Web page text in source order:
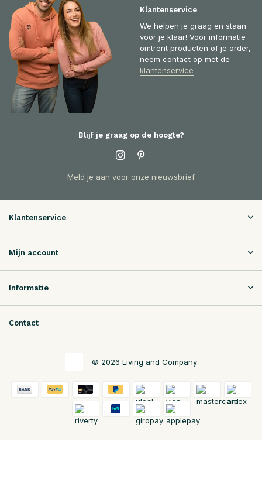
Klantenservice
We helpen je graag en staan
voor je klaar! Voor informatie
omtrent producten of je order,
neem contact op met de
klantenservice
Blijf je graag op de hoogte?
Meld je aan voor onze nieuwsbrief
Klantenservice
Mijn account
Informatie
Contact
© 2026 Living and Company